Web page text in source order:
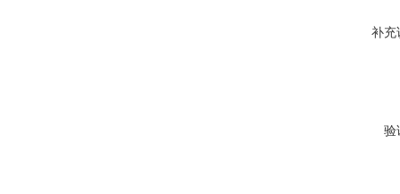
补充
验